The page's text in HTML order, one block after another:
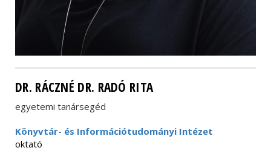
DR. RÁCZNÉ DR. RADÓ RITA
egyetemi tanársegéd
Könyvtár- és Információtudományi Intézet
oktató